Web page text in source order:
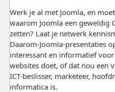
Werk je al met Joomla, en
waarom Joomla een geweldig
zetten? Laat je netwerk
Daarom-Joomla-presentaties
interessant en informatief voor
websites doet, of dat nou een
ICT-beslisser, marketeer,
informatica is.